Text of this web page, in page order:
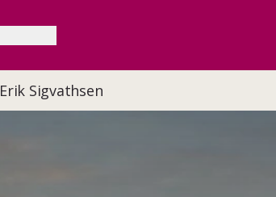
Erik Sigvathsen